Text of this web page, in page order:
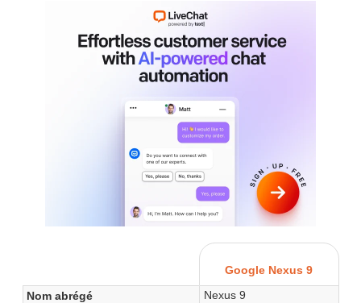
Google Nexus 9
Nom abrégé
Nexus 9